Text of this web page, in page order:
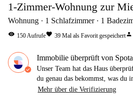
1-Zimmer-Wohnung zur
Wohnung 1 Schlafzimmer 1
visibility 150Aufrufefavorite 39 Mal als Favorit gespeichertperson
Immobilie überprüft von
Unser Team hat das Haus
du genau das bekommst, was du
Mehr über die Verifizierung